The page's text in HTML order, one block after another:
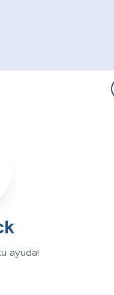
ayuda!